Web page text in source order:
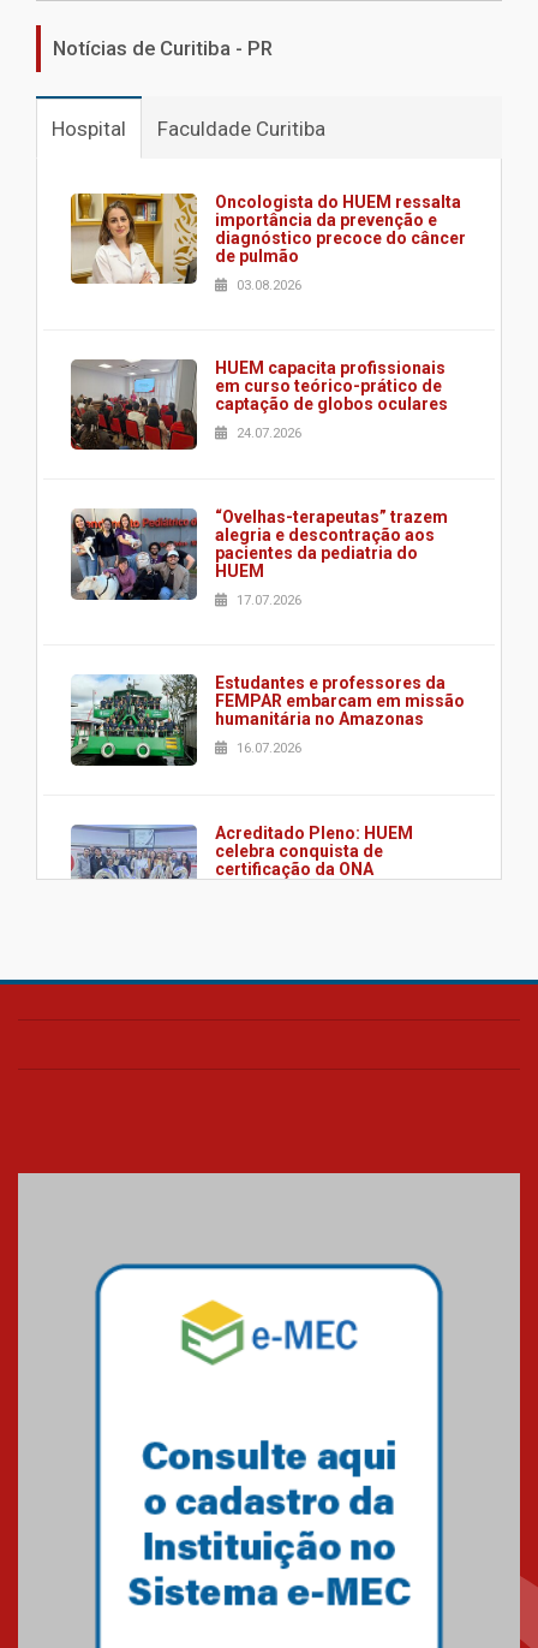
Notícias de Curitiba - PR
Hospital Faculdade Curitiba
Oncologista do HUEM ressalta
importância da prevenção e
diagnóstico precoce do câncer
de pulmão
03.08.2026
HUEM capacita profissionais
em curso teórico-prático de
captação de globos oculares
24.07.2026
“Ovelhas-terapeutas” trazem
alegria e descontração aos
pacientes da pediatria do
HUEM
17.07.2026
Estudantes e professores da
FEMPAR embarcam em missão
humanitária no Amazonas
16.07.2026
Acreditado Pleno: HUEM
celebra conquista de
certificação da ONA
HUEM é o primeiro hospital do
UTI's inteligentes
referência mundial em
Pós-Asco: evento do HUEM
debate novidades sobre
estudos e tratamentos contra
o câncer
MackPesquisa 2026 prorroga
inscrições até 14 de agosto
15.06.2026